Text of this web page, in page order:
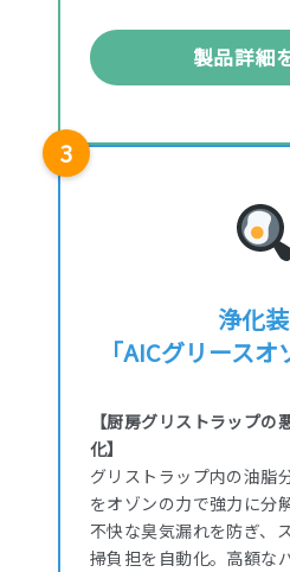
製品詳細
3
浄化
「AICグリースオ
【厨房グリストラップの
化】
グリストラップ内の油脂
をオゾンの力で強力に分
不快な臭気漏れを防ぎ、
掃負担を自動化。高額な